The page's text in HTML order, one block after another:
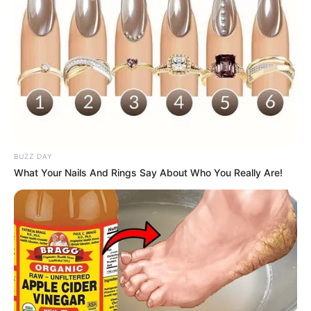
Baca juga: Biodata, Profil, dan Fakta Sabrina Anggraini
BUZZ DAY
What Your Nails And Rings Say About Who You Really Are!